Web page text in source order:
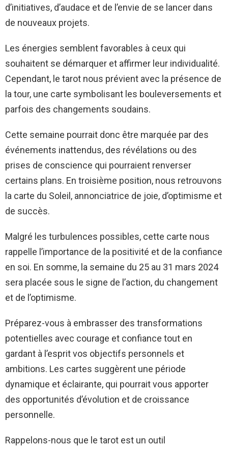
d’initiatives, d’audace et de l’envie de se lancer dans
de nouveaux projets.
Les énergies semblent favorables à ceux qui
souhaitent se démarquer et affirmer leur individualité.
Cependant, le tarot nous prévient avec la présence de
la tour, une carte symbolisant les bouleversements et
parfois des changements soudains.
Cette semaine pourrait donc être marquée par des
événements inattendus, des révélations ou des
prises de conscience qui pourraient renverser
certains plans. En troisième position, nous retrouvons
la carte du Soleil, annonciatrice de joie, d’optimisme et
de succès.
Malgré les turbulences possibles, cette carte nous
rappelle l’importance de la positivité et de la confiance
en soi. En somme, la semaine du 25 au 31 mars 2024
sera placée sous le signe de l’action, du changement
et de l’optimisme.
Préparez-vous à embrasser des transformations
potentielles avec courage et confiance tout en
gardant à l’esprit vos objectifs personnels et
ambitions. Les cartes suggèrent une période
dynamique et éclairante, qui pourrait vous apporter
des opportunités d’évolution et de croissance
personnelle.
Rappelons-nous que le tarot est un outil